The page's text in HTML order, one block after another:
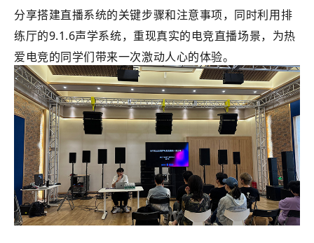
分享搭建直播系统的关键步骤和注意事项，同时利用排
练厅的9.1.6声学系统，重现真实的电竞直播场景，为热
爱电竞的同学们带来一次激动人心的体验。